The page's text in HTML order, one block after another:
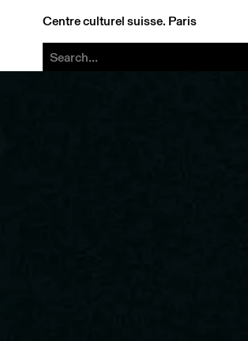
Centre culturel suisse. Paris